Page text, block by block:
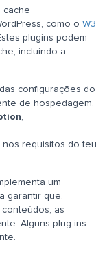
cache
como o W3
plugins podem
incluindo a
configurações do
de hospedagem.
,
nos requisitos do teu
um
garantir que,
as
Alguns plug-ins